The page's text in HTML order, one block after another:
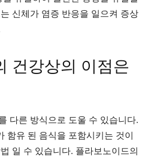
신체가 염증 반응을 일으켜 증상
건강상의 이점은
다른 방식으로 도울 수 있습니다.
함유 된 음식을 포함시키는 것이
일 수 있습니다. 플라보노이드의